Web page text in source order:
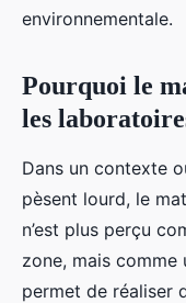
environnementale.
Pourquoi le
les
Dans un contexte
pèsent lourd, le
n’est plus perçu
zone, mais comme
permet de réaliser